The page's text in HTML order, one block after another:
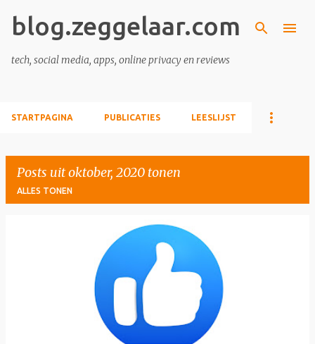
Doorgaan naar hoofdcontent
blog.zeggelaar.com
tech, social media, apps, online privacy en reviews
STARTPAGINA PUBLICATIES LEESLIJST
Posts uit oktober, 2020 tonen
ALLES TONEN